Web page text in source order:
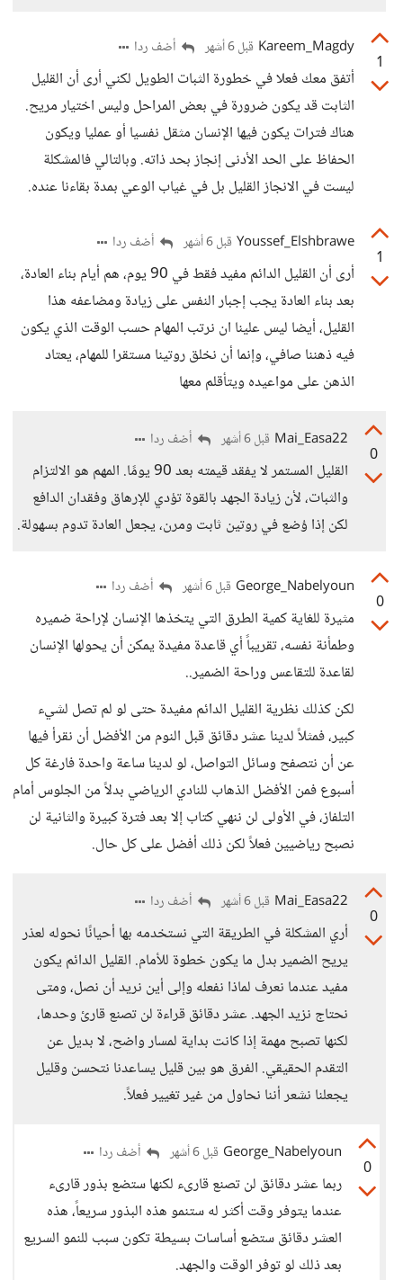
1
Kareem_Magdy قبل 6 أشهر أضف ردا
أتفق معك فعلا في خطورة الثبات الطويل لكني أرى أن القليل
الثابت قد يكون ضرورة في بعض المراحل وليس اختيار مريح.
هناك فترات يكون فيها الإنسان مثقل نفسيا أو عمليا ويكون
الحفاظ على الحد الأدنى إنجاز بحد ذاته. وبالتالي فالمشكلة
ليست في الانجاز القليل بل في غياب الوعي بمدة بقاءنا عنده.
1
Youssef_Elshbrawe قبل 6 أشهر أضف ردا
أرى أن القليل الدائم مفيد فقط في 90 يوم، هم أيام بناء العادة،
بعد بناء العادة يجب إجبار النفس على زيادة ومضاعفه هذا
القليل، أيضا ليس علينا ان نرتب المهام حسب الوقت الذي يكون
فيه ذهننا صافي، وإنما أن نخلق روتينا مستقرا للمهام، يعتاد
الذهن على مواعيده ويتأقلم معها
0
Mai_Easa22 قبل 6 أشهر أضف ردا
القليل المستمر لا يفقد قيمته بعد 90 يومًا. المهم هو الالتزام
والثبات، لأن زيادة الجهد بالقوة تؤدي للإرهاق وفقدان الدافع
لكن إذا وُضع في روتين ثابت ومرن، يجعل العادة تدوم بسهولة.
0
George_Nabelyoun قبل 6 أشهر أضف ردا
مثيرة للغاية كمية الطرق التي يتخذها الإنسان لإراحة ضميره
وطمأنة نفسه، تقريباً أي قاعدة مفيدة يمكن أن يحولها الإنسان
لقاعدة للتقاعس وراحة الضمير..
لكن كذلك نظرية القليل الدائم مفيدة حتى لو لم تصل لشيء
كبير، فمثلاً لدينا عشر دقائق قبل النوم من الأفضل أن نقرأ فيها
عن أن نتصفح وسائل التواصل، لو لدينا ساعة واحدة فارغة كل
أسبوع فمن الأفضل الذهاب للنادي الرياضي بدلاً من الجلوس أمام
التلفاز، في الأولى لن ننهي كتاب إلا بعد فترة كبيرة والثانية لن
نصبح رياضيين فعلاً لكن ذلك أفضل على كل حال.
0
Mai_Easa22 قبل 6 أشهر أضف ردا
أري المشكلة في الطريقة التي نستخدمه بها أحيانًا نحوله لعذر
يريح الضمير بدل ما يكون خطوة للأمام. القليل الدائم يكون
مفيد عندما نعرف لماذا نفعله وإلى أين نريد أن نصل، ومتى
نحتاج نزيد الجهد. عشر دقائق قراءة لن تصنع قارئ وحدها،
لكنها تصبح مهمة إذا كانت بداية لمسار واضح، لا بديل عن
التقدم الحقيقي. الفرق هو بين قليل يساعدنا نتحسن وقليل
يجعلنا نشعر أننا نحاول من غير تغيير فعلاً.
0
George_Nabelyoun قبل 6 أشهر أضف ردا
ربما عشر دقائق لن تصنع قارىء لكنها ستضع بذور قارىء
عندما يتوفر وقت أكثر له ستنمو هذه البذور سريعاً، هذه
العشر دقائق ستضع أساسات بسيطة تكون سبب للنمو السريع
بعد ذلك لو توفر الوقت والجهد.